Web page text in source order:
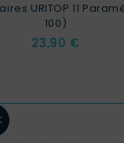
URITOP 11
100)
Prix
23,90 €